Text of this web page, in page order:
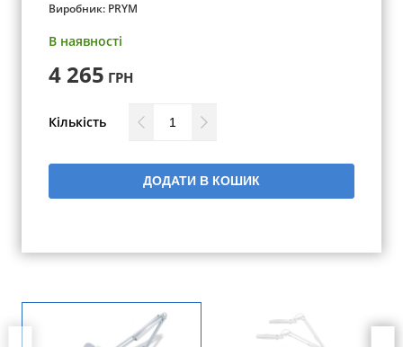
Виробник: PRYM
В наявності
4 265 ГРН
Кількість
ДОДАТИ В КОШИК